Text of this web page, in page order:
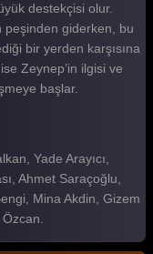
destekçisi olur.
peşinden giderken, bu
bir yerden karşısına
Zeynep’in ilgisi ve
başlar.
Yade Arayıcı,
Ahmet Saraçoğlu,
Mina Akdin, Gizem